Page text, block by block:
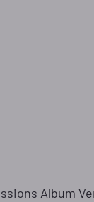
Album